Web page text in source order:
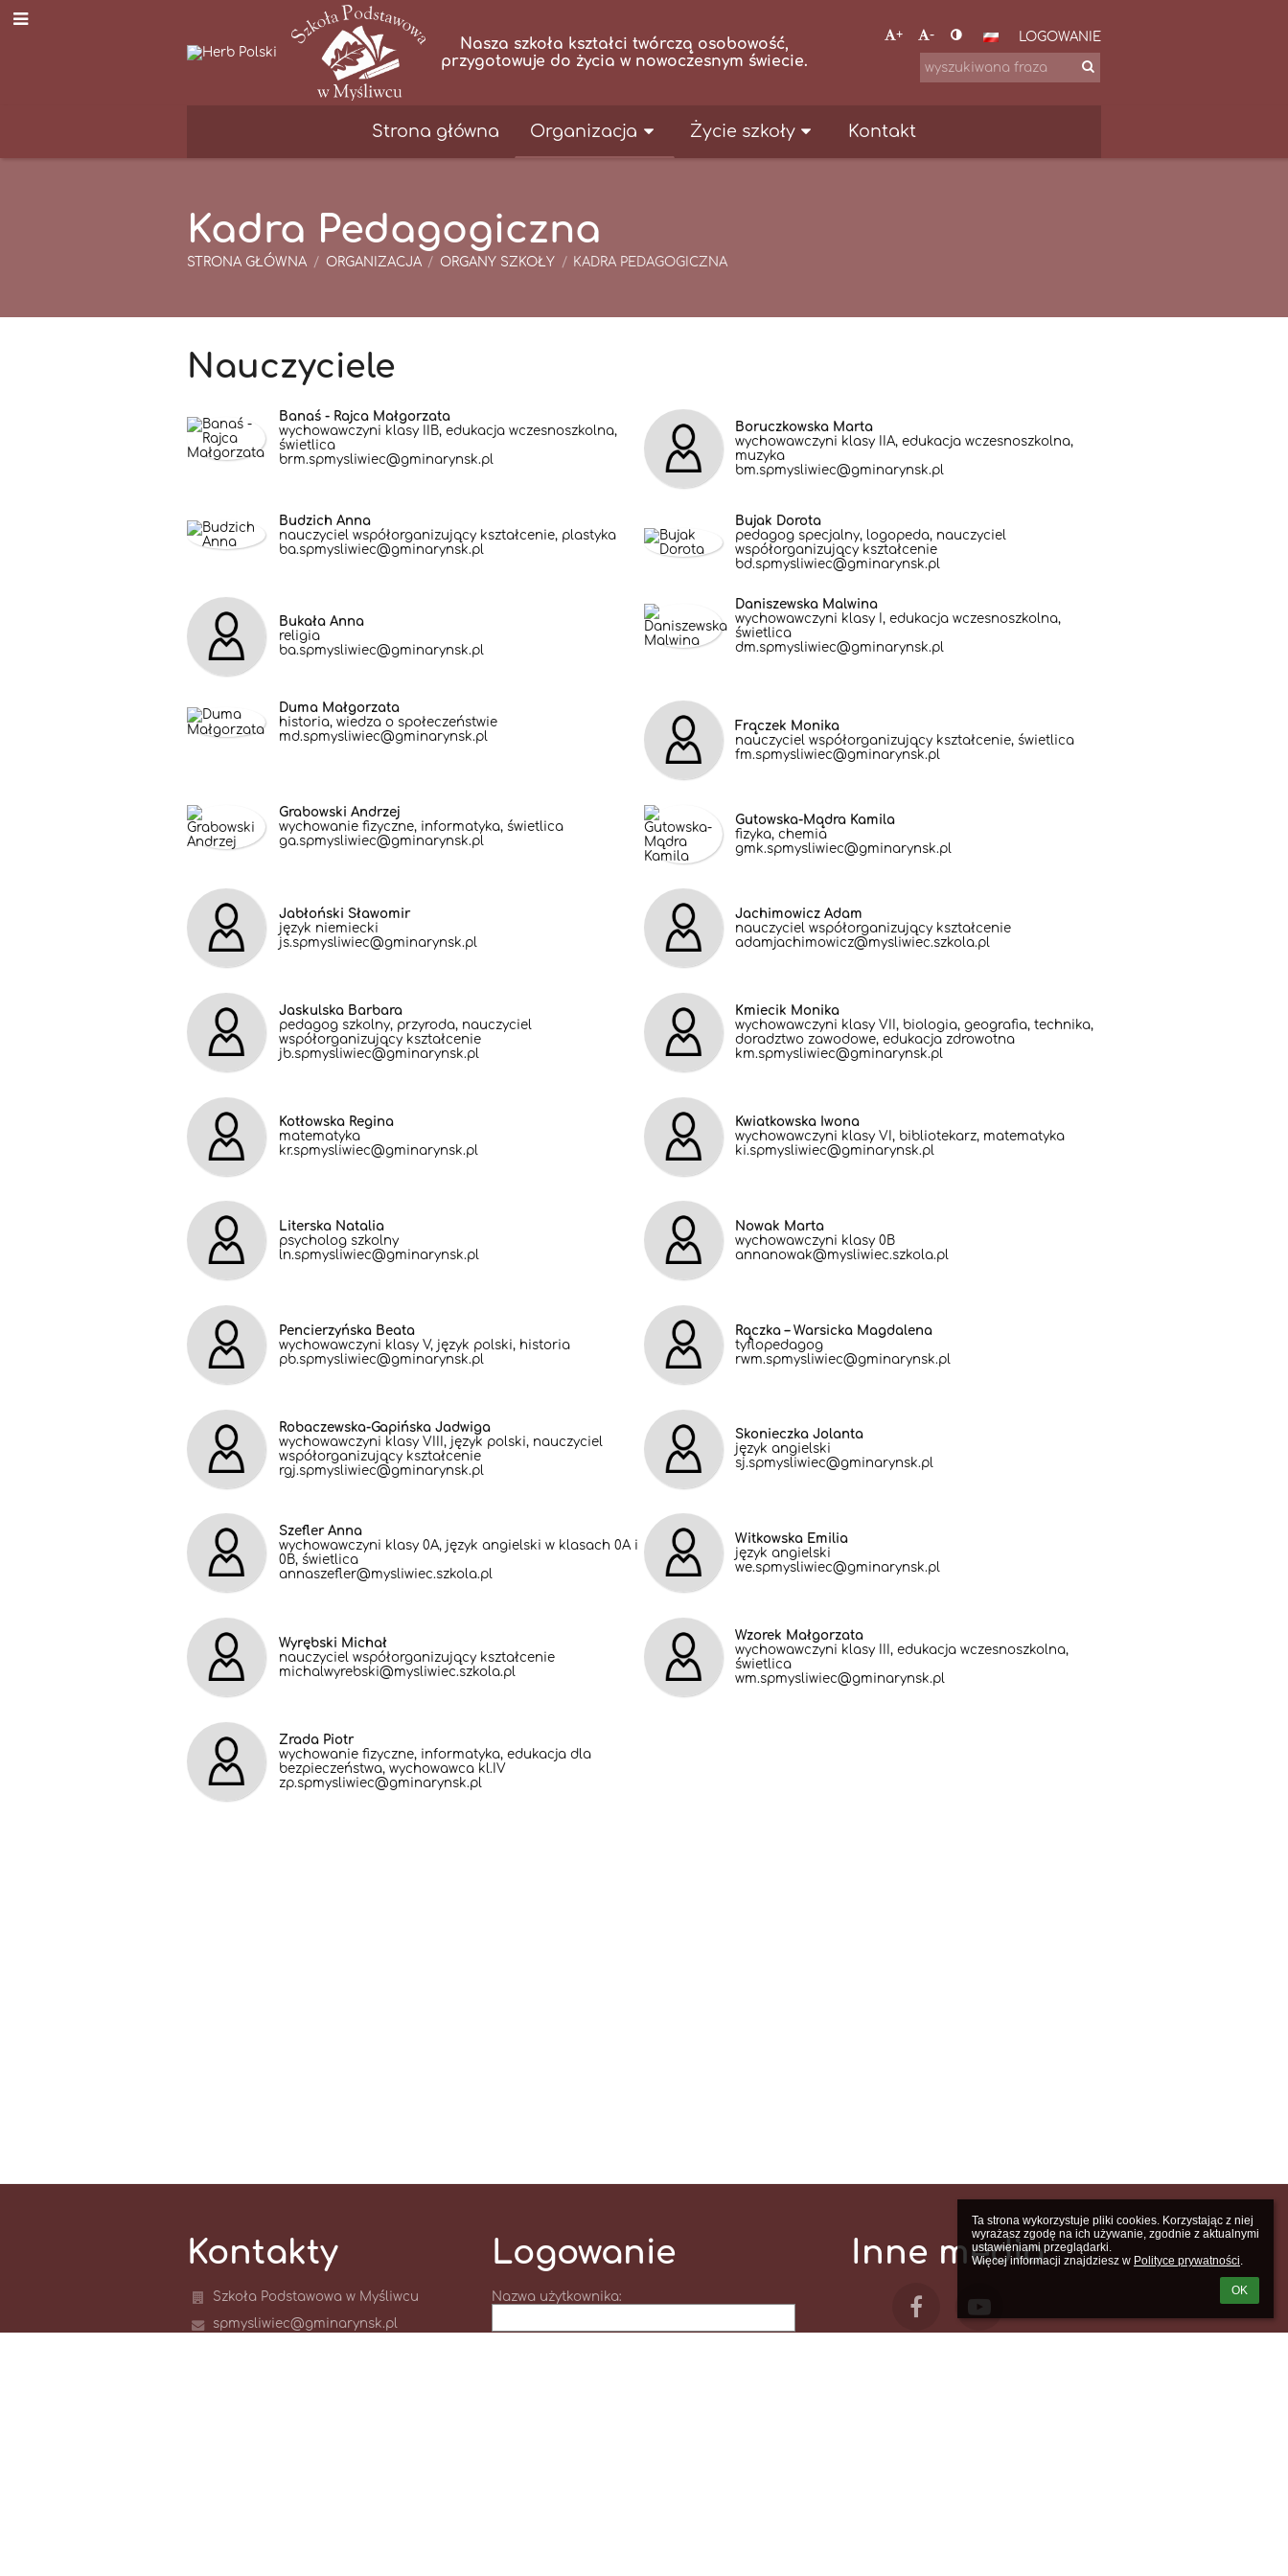
Ta strona wykorzystuje pliki cookies. Korzystając z niej
wyrażasz zgodę na ich używanie, zgodnie z aktualnymi
ustawieniami przeglądarki.
Więcej informacji znajdziesz w Polityce prywatności.
OK
Nasza szkoła kształci twórczą osobowość,
przygotowuje do życia w nowoczesnym świecie.
+ - LOGOWANIE
Strona główna Organizacja Życie szkoły Kontakt
Kadra Pedagogiczna
STRONA GŁÓWNA / ORGANIZACJA / ORGANY SZKOŁY / KADRA PEDAGOGICZNA
Kadra
Pedagogiczna
Nauczyciele
Banaś - Rajca Małgorzata
wychowawczyni klasy IIB, edukacja wczesnoszkolna,
świetlica
brm.spmysliwiec@gminarynsk.pl
Boruczkowska Marta
wychowawczyni klasy IIA, edukacja wczesnoszkolna,
muzyka
bm.spmysliwiec@gminarynsk.pl
Budzich Anna
nauczyciel współorganizujący kształcenie, plastyka
ba.spmysliwiec@gminarynsk.pl
Bujak Dorota
pedagog specjalny, logopeda, nauczyciel
współorganizujący kształcenie
bd.spmysliwiec@gminarynsk.pl
Bukała Anna
religia
ba.spmysliwiec@gminarynsk.pl
Daniszewska Malwina
wychowawczyni klasy I, edukacja wczesnoszkolna,
świetlica
dm.spmysliwiec@gminarynsk.pl
Duma Małgorzata
historia, wiedza o społeczeństwie
md.spmysliwiec@gminarynsk.pl
Frączek Monika
nauczyciel współorganizujący kształcenie, świetlica
fm.spmysliwiec@gminarynsk.pl
Grabowski Andrzej
wychowanie fizyczne, informatyka, świetlica
ga.spmysliwiec@gminarynsk.pl
Gutowska-Mądra Kamila
fizyka, chemia
gmk.spmysliwiec@gminarynsk.pl
Jabłoński Sławomir
język niemiecki
js.spmysliwiec@gminarynsk.pl
Jachimowicz Adam
nauczyciel współorganizujący kształcenie
adamjachimowicz@mysliwiec.szkola.pl
Jaskulska Barbara
pedagog szkolny, przyroda, nauczyciel
współorganizujący kształcenie
jb.spmysliwiec@gminarynsk.pl
Kmiecik Monika
wychowawczyni klasy VII, biologia, geografia, technika,
doradztwo zawodowe, edukacja zdrowotna
km.spmysliwiec@gminarynsk.pl
Kotłowska Regina
matematyka
kr.spmysliwiec@gminarynsk.pl
Kwiatkowska Iwona
wychowawczyni klasy VI, bibliotekarz, matematyka
ki.spmysliwiec@gminarynsk.pl
Literska Natalia
psycholog szkolny
ln.spmysliwiec@gminarynsk.pl
Nowak Marta
wychowawczyni klasy 0B
annanowak@mysliwiec.szkola.pl
Pencierzyńska Beata
wychowawczyni klasy V, język polski, historia
pb.spmysliwiec@gminarynsk.pl
Rączka – Warsicka Magdalena
tyflopedagog
rwm.spmysliwiec@gminarynsk.pl
Robaczewska-Gapińska Jadwiga
wychowawczyni klasy VIII, język polski, nauczyciel
współorganizujący kształcenie
rgj.spmysliwiec@gminarynsk.pl
Skonieczka Jolanta
język angielski
sj.spmysliwiec@gminarynsk.pl
Szefler Anna
wychowawczyni klasy 0A, język angielski w klasach 0A i
0B, świetlica
annaszefler@mysliwiec.szkola.pl
Witkowska Emilia
język angielski
we.spmysliwiec@gminarynsk.pl
Wyrębski Michał
nauczyciel współorganizujący kształcenie
michalwyrebski@mysliwiec.szkola.pl
Wzorek Małgorzata
wychowawczyni klasy III, edukacja wczesnoszkolna,
świetlica
wm.spmysliwiec@gminarynsk.pl
Zrada Piotr
wychowanie fizyczne, informatyka, edukacja dla
bezpieczeństwa, wychowawca kl.IV
zp.spmysliwiec@gminarynsk.pl
Kontakty
Szkoła Podstawowa w Myśliwcu
spmysliwiec@gminarynsk.pl
Logowanie
Nazwa użytkownika:
Inne media